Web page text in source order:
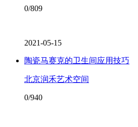
0/809
2021-05-15
陶瓷马赛克的卫生间应用技巧
北京润禾艺术空间
0/940